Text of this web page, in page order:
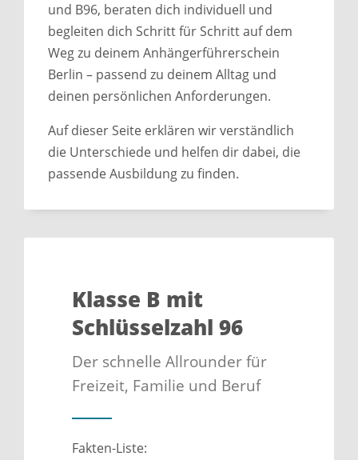
und B96, beraten dich individuell und
begleiten dich Schritt für Schritt auf dem
Weg zu deinem Anhängerführerschein
Berlin – passend zu deinem Alltag und
deinen persönlichen Anforderungen.
Auf dieser Seite erklären wir verständlich
die Unterschiede und helfen dir dabei, die
passende Ausbildung zu finden.
Klasse B mit
Schlüsselzahl 96
Der schnelle Allrounder für
Freizeit, Familie und Beruf
Fakten-Liste: